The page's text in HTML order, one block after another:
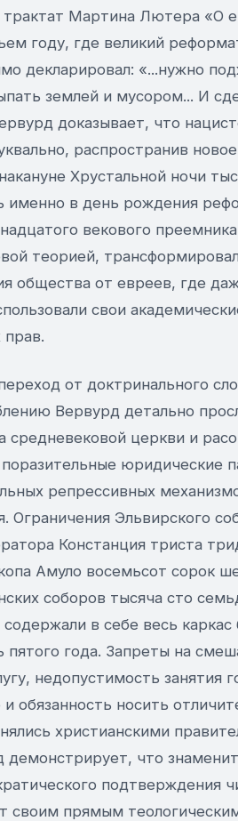
трактат Мартина Лютера «О
году, где великий
декларировал: «...нужно
землей и мусором... И
доказывает, что
распространив
Хрустальной ночи
именно в день рождения
векового
теорией,
общества от евреев, где
свои
прав.
от доктринального
Вервурд детально
средневековой церкви и
юридические
репрессивных
Ограничения Эльвирского
Констанция триста
Амуло восемьсот сорок
соборов тысяча сто
содержали в себе весь
пятого года. Запреты на
недопустимость занятия
и обязанность носить
христианскими
демонстрирует, что
подтверждения
своим прямым